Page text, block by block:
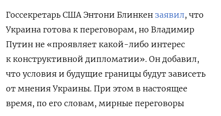
Госсекретарь США Энтони Блинкен заявил, что
Украина готова к переговорам, но Владимир
Путин не «проявляет какой-либо интерес
к конструктивной дипломатии». Он добавил,
что условия и будущие границы будут зависеть
от мнения Украины. При этом в настоящее
время, по его словам, мирные переговоры